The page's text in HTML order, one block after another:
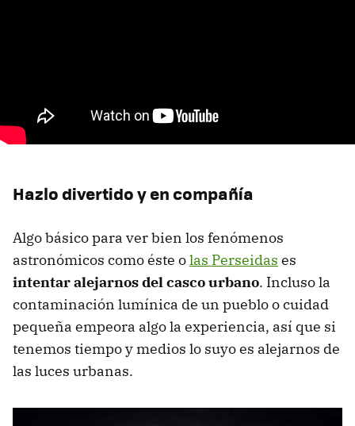
Hazlo divertido y en compañía
Algo básico para ver bien los fenómenos
astronómicos como éste olas Perseidas es
intentar alejarnos del casco urbano. Incluso la
contaminación lumínica de un pueblo o cuidad
pequeña empeora algo la experiencia, así que si
tenemos tiempo y medios lo suyo es alejarnos de
las luces urbanas.